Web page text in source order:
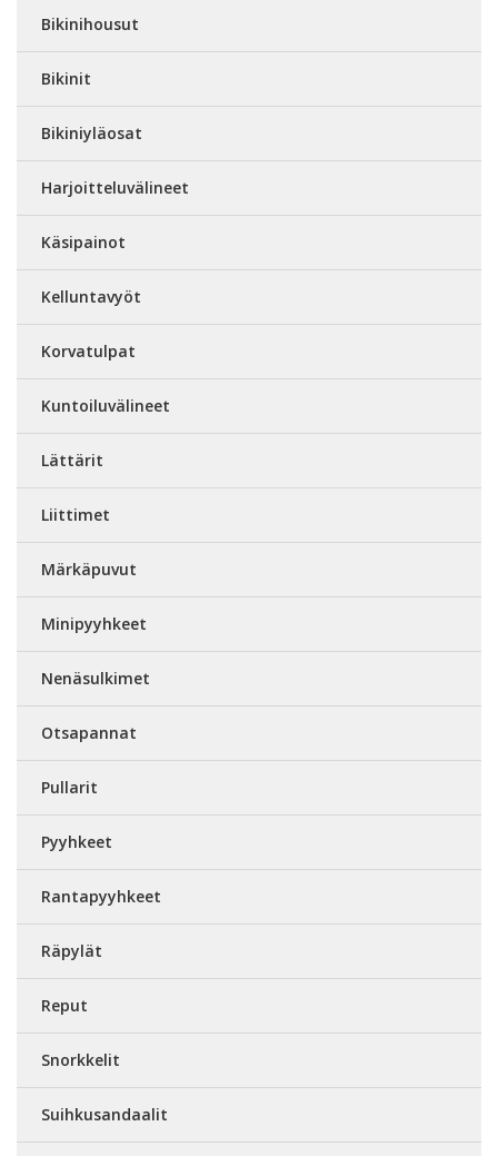
Bikinihousut
Bikinit
Bikiniyläosat
Harjoitteluvälineet
Käsipainot
Kelluntavyöt
Korvatulpat
Kuntoiluvälineet
Lättärit
Liittimet
Märkäpuvut
Minipyyhkeet
Nenäsulkimet
Otsapannat
Pullarit
Pyyhkeet
Rantapyyhkeet
Räpylät
Reput
Snorkkelit
Suihkusandaalit